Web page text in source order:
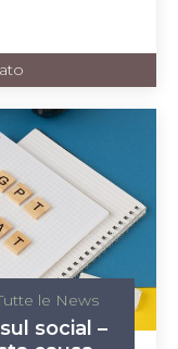
le News
social –